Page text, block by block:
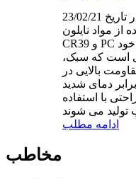
23/02/21
مواد نایلون،
CR39 و PC دارای مزایا و معایب خاص خود
است که سبک،
بالایی در
دمای شدید
با استفاده
ادامه مطلب
مخاطب